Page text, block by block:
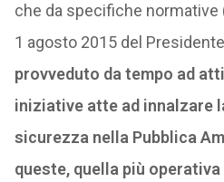
che da specifiche normative
1 agosto 2015 del
provveduto da tempo ad
iniziative atte ad innalzare
sicurezza nella Pubblica
queste, quella più